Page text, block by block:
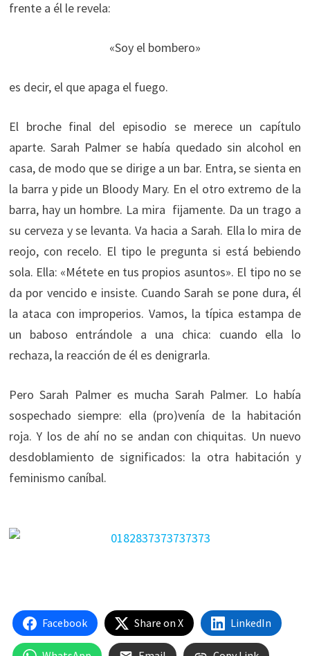
frente a él le revela:
«Soy el bombero»
es decir, el que apaga el fuego.
El broche final del episodio se merece un capítulo
aparte. Sarah Palmer se había quedado sin alcohol en
casa, de modo que se dirige a un bar. Entra, se sienta en
la barra y pide un Bloody Mary. En el otro extremo de la
barra, hay un hombre. La mira fijamente. Da un trago a
su cerveza y se levanta. Va hacia a Sarah. Ella lo mira de
reojo, con recelo. El tipo le pregunta si está bebiendo
sola. Ella: «Métete en tus propios asuntos». El tipo no se
da por vencido e insiste. Cuando Sarah se pone dura, él
la ataca con improperios. Vamos, la típica estampa de
un baboso entrándole a una chica: cuando ella lo
rechaza, la reacción de él es denigrarla.
Pero Sarah Palmer es mucha Sarah Palmer. Lo había
sospechado siempre: ella (pro)venía de la habitación
roja. Y los de ahí no se andan con chiquitas. Un nuevo
desdoblamiento de significados: la otra habitación y
feminismo caníbal.
Facebook Share on X LinkedIn